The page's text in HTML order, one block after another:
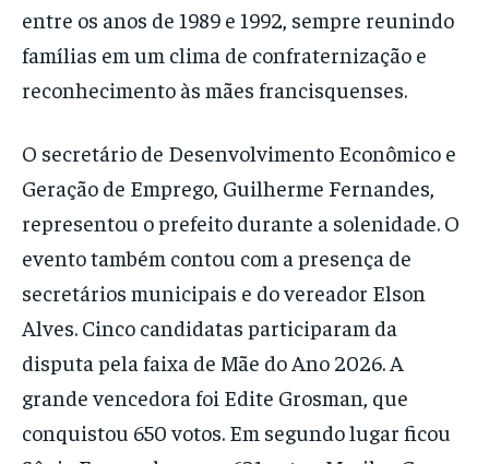
entre os anos de 1989 e 1992, sempre reunindo
famílias em um clima de confraternização e
reconhecimento às mães francisquenses.
O secretário de Desenvolvimento Econômico e
Geração de Emprego, Guilherme Fernandes,
representou o prefeito durante a solenidade. O
evento também contou com a presença de
secretários municipais e do vereador Elson
Alves. Cinco candidatas participaram da
disputa pela faixa de Mãe do Ano 2026. A
grande vencedora foi Edite Grosman, que
conquistou 650 votos. Em segundo lugar ficou